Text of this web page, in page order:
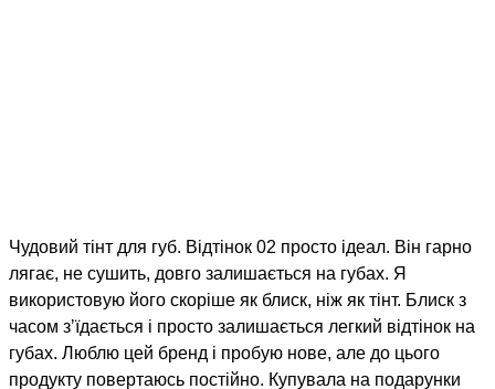
Чудовий тінт для губ. Відтінок 02 просто ідеал. Він гарно
лягає, не сушить, довго залишається на губах. Я
використовую його скоріше як блиск, ніж як тінт. Блиск з
часом зʼїдається і просто залишається легкий відтінок на
губах. Люблю цей бренд і пробую нове, але до цього
продукту повертаюсь постійно. Купувала на подарунки